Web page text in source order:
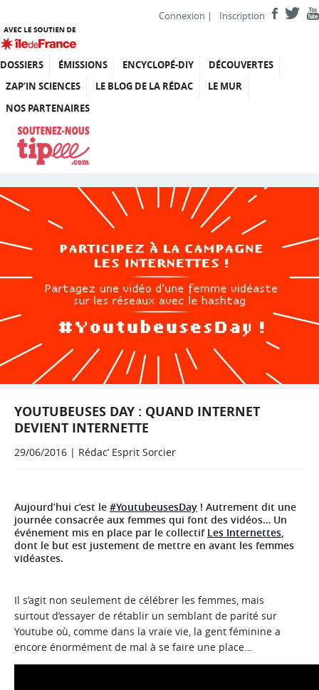
Connexion | Inscription
DOSSIERS ÉMISSIONS ENCYCLOPÉ-DIY
DÉCOUVERTES
ZAP’IN SCIENCES
LE BLOG DE LA RÉDAC
LE MUR
NOS PARTENAIRES
YOUTUBEUSES DAY : QUAND INTERNET
DEVIENT INTERNETTE
29/06/2016 | Rédac’ Esprit Sorcier
Aujourd’hui c’est le #YoutubeusesDay ! Autrement dit une
journée consacrée aux femmes qui font des vidéos… Un
événement mis en place par le collectif Les Internettes
dont le but est justement de mettre en avant les femmes
vidéastes.
Il s’agit non seulement de célébrer les femmes, mais
surtout d’essayer de rétablir un semblant de parité sur
Youtube où, comme dans la vraie vie, la gent féminine a
encore énormément de mal à se faire une place…